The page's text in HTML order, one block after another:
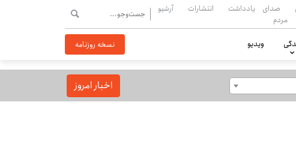
صدای
مردم
یادداشت انتشارات آرشیو
ویدیو نسخه روزنامه
اخبار امروز